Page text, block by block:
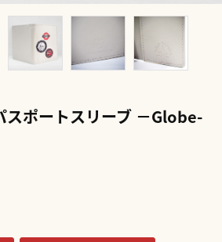
スポートスリーブ －Globe-